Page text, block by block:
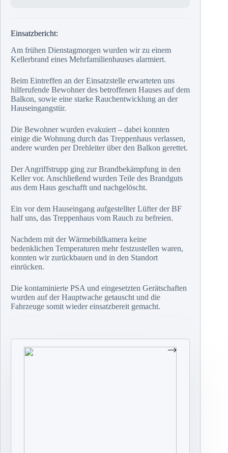
Einsatzbericht:
Am frühen Dienstagmorgen wurden wir zu einem
Kellerbrand eines Mehrfamilienhauses alarmiert.
Beim Eintreffen an der Einsatzstelle erwarteten uns
hilferufende Bewohner des betroffenen Hauses auf dem
Balkon, sowie eine starke Rauchentwicklung an der
Hauseingangstür.
Die Bewohner wurden evakuiert – dabei konnten
einige die Wohnung durch das Treppenhaus verlassen,
andere wurden per Drehleiter über den Balkon gerettet.
Der Angriffstrupp ging zur Brandbekämpfung in den
Keller vor. Anschließend wurden Teile des Brandguts
aus dem Haus geschafft und nachgelöscht.
Ein vor dem Hauseingang aufgestellter Lüfter der BF
half uns, das Treppenhaus vom Rauch zu befreien.
Nachdem mit der Wärmebildkamera keine
bedenklichen Temperaturen mehr festzustellen waren,
konnten wir zurückbauen und in den Standort
einrücken.
Die kontaminierte PSA und eingesetzten Gerätschaften
wurden auf der Hauptwache getauscht und die
Fahrzeuge somit wieder einsatzbereit gemacht.